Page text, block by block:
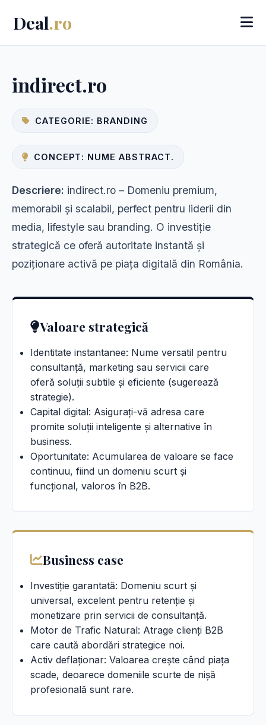
Deal.ro
indirect.ro
CATEGORIE: BRANDING
CONCEPT: NUME ABSTRACT.
Descriere: indirect.ro – Domeniu premium,
memorabil și scalabil, perfect pentru liderii din
media, lifestyle sau branding. O investiție
strategică ce oferă autoritate instantă și
poziționare activă pe piața digitală din România.
Valoare strategică
Identitate instantanee: Nume versatil pentru
consultanță, marketing sau servicii care
oferă soluții subtile și eficiente (sugerează
strategie).
Capital digital: Asigurați-vă adresa care
promite soluții inteligente și alternative în
business.
Oportunitate: Acumularea de valoare se face
continuu, fiind un domeniu scurt și
funcțional, valoros în B2B.
Business case
Investiție garantată: Domeniu scurt și
universal, excelent pentru retenție și
monetizare prin servicii de consultanță.
Motor de Trafic Natural: Atrage clienți B2B
care caută abordări strategice noi.
Activ deflaționar: Valoarea crește când piața
scade, deoarece domeniile scurte de nișă
profesională sunt rare.